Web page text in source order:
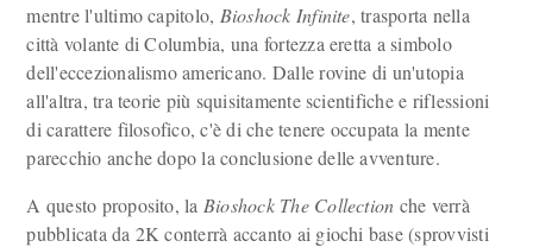
mentre l'ultimo capitolo, Bioshock Infinite, trasporta nella
città volante di Columbia, una fortezza eretta a simbolo
dell'eccezionalismo americano. Dalle rovine di un'utopia
all'altra, tra teorie più squisitamente scientifiche e riflessioni
di carattere filosofico, c'è di che tenere occupata la mente
parecchio anche dopo la conclusione delle avventure.
A questo proposito, la Bioshock The Collection che verrà
pubblicata da 2K conterrà accanto ai giochi base (sprovvisti